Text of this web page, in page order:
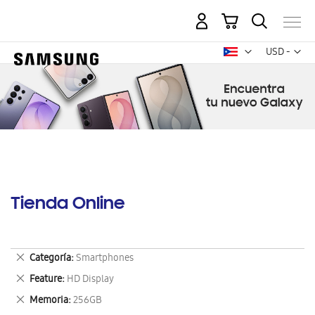
USD -
dólar
Mi carrito
Tienda Online
Categoría Smartphones
Eliminar
este
artículo
Feature HD Display
Eliminar
este
artículo
Memoria 256GB
Eliminar